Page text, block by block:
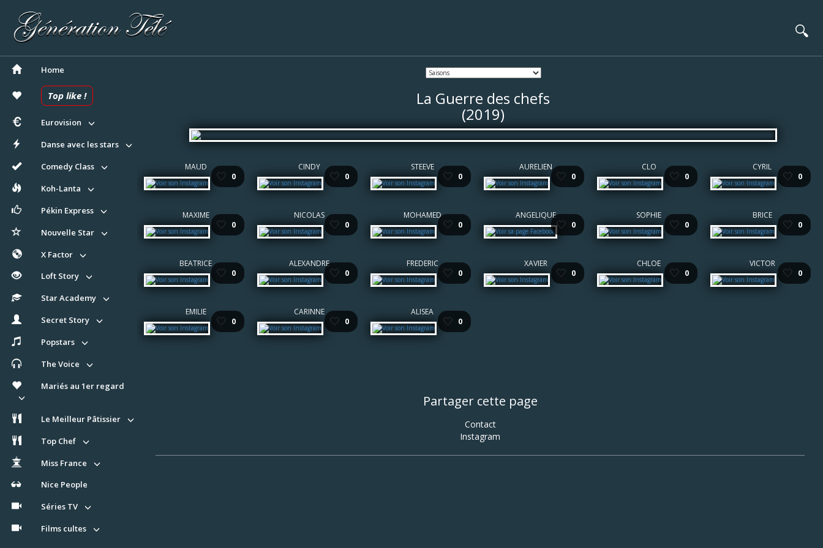
🔍
Home
Top like !
Eurovision
Danse avec les stars
Comedy Class
Koh-Lanta
Pékin Express
Nouvelle Star
X Factor
Loft Story
Star Academy
Secret Story
Popstars
The Voice
Mariés au 1er regard
Le Meilleur Pâtissier
Top Chef
Miss France
Nice People
Séries TV
Films cultes
La Guerre des chefs
(2019)
MAUD
🤍 0
CINDY
🤍 0
STEEVE
🤍 0
AURELIEN
🤍 0
CLO
🤍 0
CYRIL
🤍 0
MAXIME
🤍 0
NICOLAS
🤍 0
MOHAMED
🤍 0
ANGELIQUE
🤍 0
SOPHIE
🤍 0
BRICE
🤍 0
BEATRICE
🤍 0
ALEXANDRE
🤍 0
FREDERIC
🤍 0
XAVIER
🤍 0
CHLOE
🤍 0
VICTOR
🤍 0
EMILIE
🤍 0
CARINNE
🤍 0
ALISEA
🤍 0
Partager cette page
Contact
Instagram